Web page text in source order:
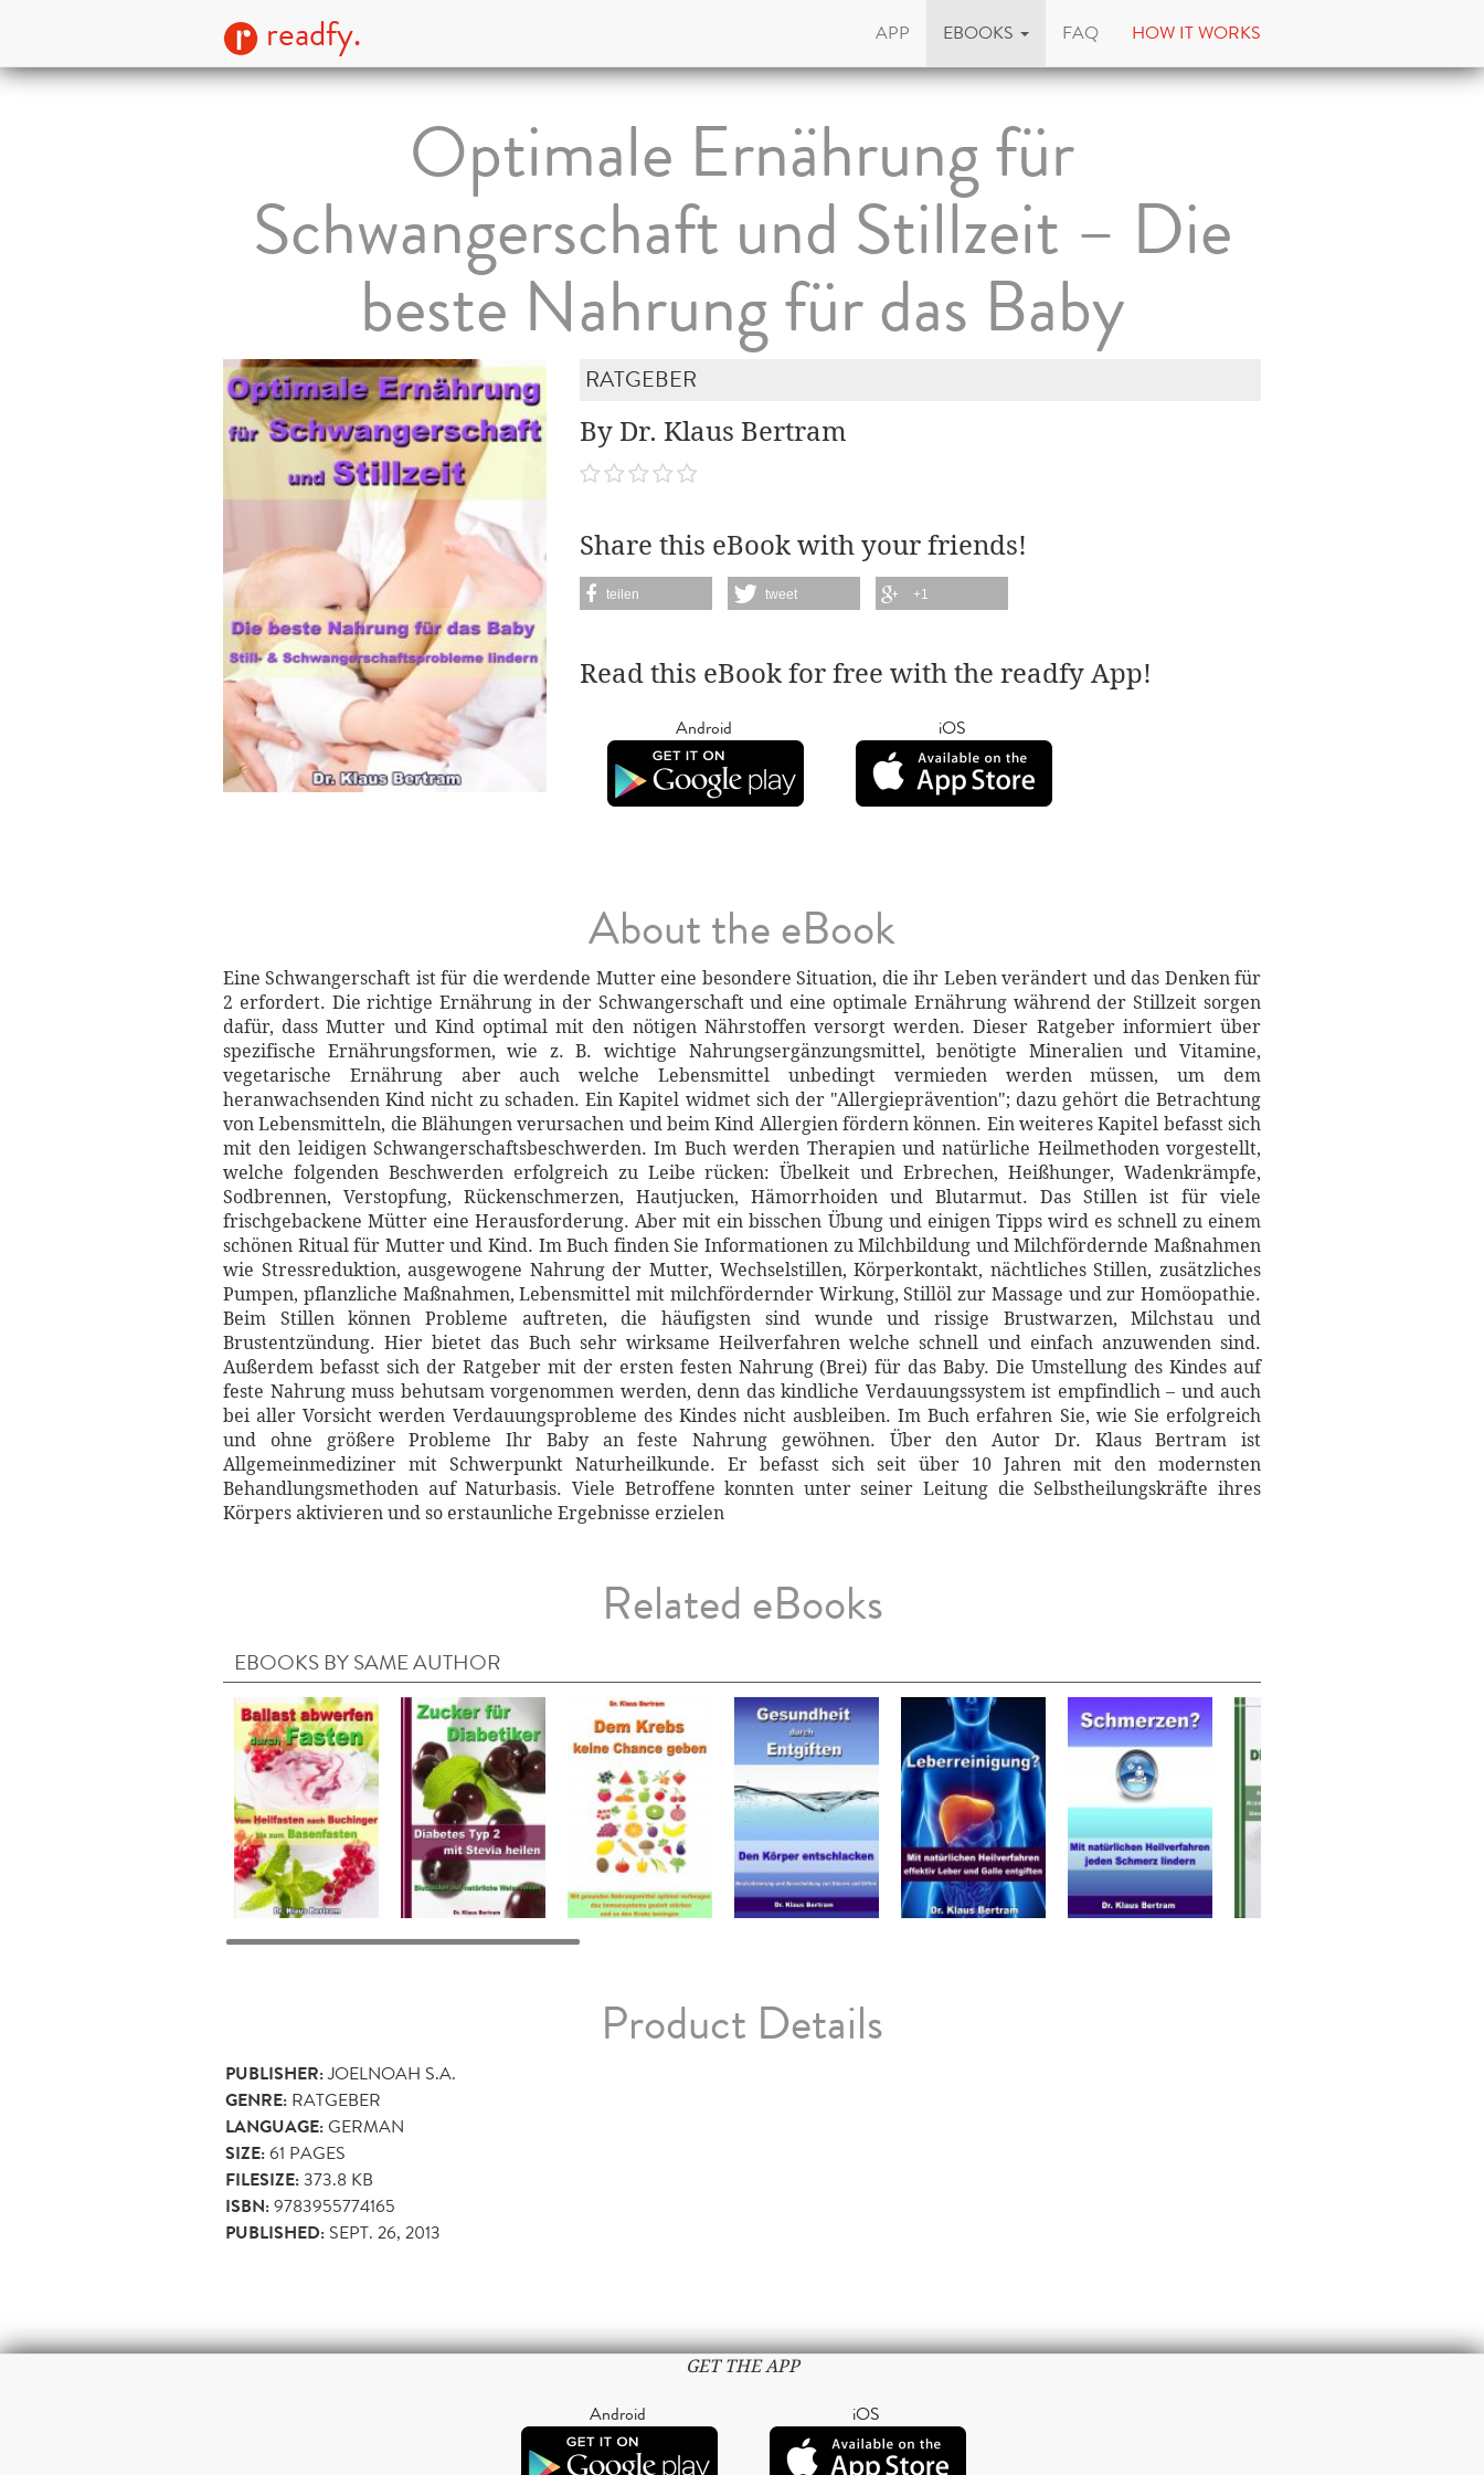
readfy. APP EBOOKS FAQ HOW IT WORKS
Optimale Ernährung für
Schwangerschaft und Stillzeit – Die
beste Nahrung für das Baby
RATGEBER
By Dr. Klaus Bertram
Share this eBook with your friends!
teilen tweet +1
Read this eBook for free with the readfy App!
Android iOS
About the eBook
Eine Schwangerschaft ist für die werdende Mutter eine besondere Situation, die ihr Leben verändert und das Denken für
2 erfordert. Die richtige Ernährung in der Schwangerschaft und eine optimale Ernährung während der Stillzeit sorgen
dafür, dass Mutter und Kind optimal mit den nötigen Nährstoffen versorgt werden. Dieser Ratgeber informiert über
spezifische Ernährungsformen, wie z. B. wichtige Nahrungsergänzungsmittel, benötigte Mineralien und Vitamine,
vegetarische Ernährung aber auch welche Lebensmittel unbedingt vermieden werden müssen, um dem
heranwachsenden Kind nicht zu schaden. Ein Kapitel widmet sich der "Allergieprävention"; dazu gehört die Betrachtung
von Lebensmitteln, die Blähungen verursachen und beim Kind Allergien fördern können. Ein weiteres Kapitel befasst sich
mit den leidigen Schwangerschaftsbeschwerden. Im Buch werden Therapien und natürliche Heilmethoden vorgestellt,
welche folgenden Beschwerden erfolgreich zu Leibe rücken: Übelkeit und Erbrechen, Heißhunger, Wadenkrämpfe,
Sodbrennen, Verstopfung, Rückenschmerzen, Hautjucken, Hämorrhoiden und Blutarmut. Das Stillen ist für viele
frischgebackene Mütter eine Herausforderung. Aber mit ein bisschen Übung und einigen Tipps wird es schnell zu einem
schönen Ritual für Mutter und Kind. Im Buch finden Sie Informationen zu Milchbildung und Milchfördernde Maßnahmen
wie Stressreduktion, ausgewogene Nahrung der Mutter, Wechselstillen, Körperkontakt, nächtliches Stillen, zusätzliches
Pumpen, pflanzliche Maßnahmen, Lebensmittel mit milchfördernder Wirkung, Stillöl zur Massage und zur Homöopathie.
Beim Stillen können Probleme auftreten, die häufigsten sind wunde und rissige Brustwarzen, Milchstau und
Brustentzündung. Hier bietet das Buch sehr wirksame Heilverfahren welche schnell und einfach anzuwenden sind.
Außerdem befasst sich der Ratgeber mit der ersten festen Nahrung (Brei) für das Baby. Die Umstellung des Kindes auf
feste Nahrung muss behutsam vorgenommen werden, denn das kindliche Verdauungssystem ist empfindlich – und auch
bei aller Vorsicht werden Verdauungsprobleme des Kindes nicht ausbleiben. Im Buch erfahren Sie, wie Sie erfolgreich
und ohne größere Probleme Ihr Baby an feste Nahrung gewöhnen. Über den Autor Dr. Klaus Bertram ist
Allgemeinmediziner mit Schwerpunkt Naturheilkunde. Er befasst sich seit über 10 Jahren mit den modernsten
Behandlungsmethoden auf Naturbasis. Viele Betroffene konnten unter seiner Leitung die Selbstheilungskräfte ihres
Körpers aktivieren und so erstaunliche Ergebnisse erzielen
Related eBooks
EBOOKS BY SAME AUTHOR
Product Details
PUBLISHER:JOELNOAH S.A.
GENRE: RATGEBER
LANGUAGE:GERMAN
SIZE:61 PAGES
FILESIZE:373.8 KB
ISBN:9783955774165
PUBLISHED: SEPT. 26, 2013
GET THE APP
Android iOS